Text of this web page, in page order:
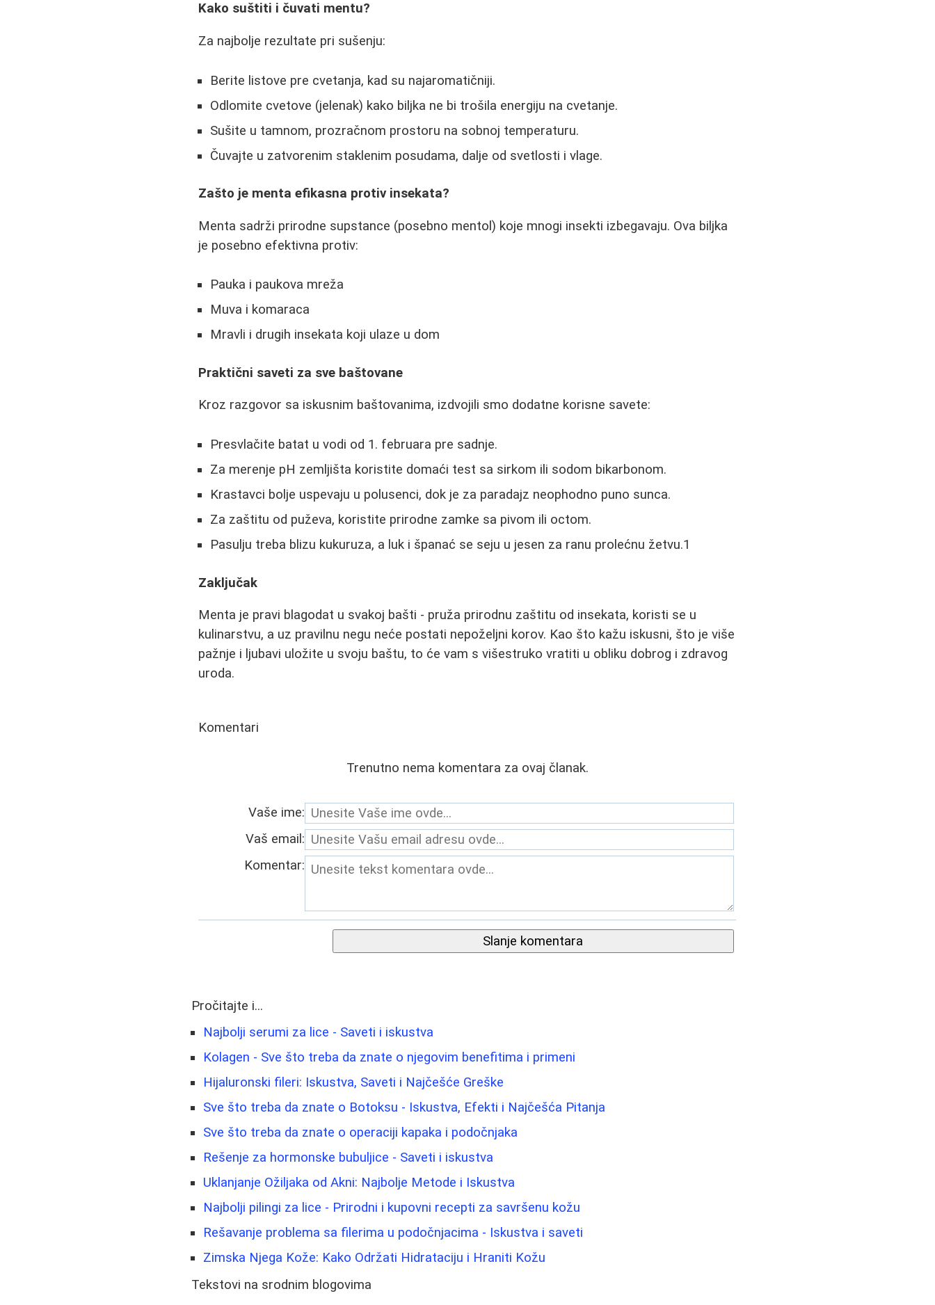
Kako suštiti i čuvati mentu?
Za najbolje rezultate pri sušenju:
Berite listove pre cvetanja, kad su najaromatičniji.
Odlomite cvetove (jelenak) kako biljka ne bi trošila energiju na cvetanje.
Sušite u tamnom, prozračnom prostoru na sobnoj temperaturu.
Čuvajte u zatvorenim staklenim posudama, dalje od svetlosti i vlage.
Zašto je menta efikasna protiv insekata?
Menta sadrži prirodne supstance (posebno mentol) koje mnogi insekti izbegavaju. Ova biljka
je posebno efektivna protiv:
Pauka i paukova mreža
Muva i komaraca
Mravli i drugih insekata koji ulaze u dom
Praktični saveti za sve baštovane
Kroz razgovor sa iskusnim baštovanima, izdvojili smo dodatne korisne savete:
Presvlačite batat u vodi od 1. februara pre sadnje.
Za merenje pH zemljišta koristite domaći test sa sirkom ili sodom bikarbonom.
Krastavci bolje uspevaju u polusenci, dok je za paradajz neophodno puno sunca.
Za zaštitu od puževa, koristite prirodne zamke sa pivom ili octom.
Pasulju treba blizu kukuruza, a luk i španać se seju u jesen za ranu prolećnu žetvu.1
Zaključak
Menta je pravi blagodat u svakoj bašti - pruža prirodnu zaštitu od insekata, koristi se u
kulinarstvu, a uz pravilnu negu neće postati nepoželjni korov. Kao što kažu iskusni, što je više
pažnje i ljubavi uložite u svoju baštu, to će vam s višestruko vratiti u obliku dobrog i zdravog
uroda.
Komentari
Trenutno nema komentara za ovaj članak.
Vaše ime:
Vaš email:
Komentar:
Slanje komentara
Pročitajte i...
Najbolji serumi za lice - Saveti i iskustva
Kolagen - Sve što treba da znate o njegovim benefitima i primeni
Hijaluronski fileri: Iskustva, Saveti i Najčešće Greške
Sve što treba da znate o Botoksu - Iskustva, Efekti i Najčešća Pitanja
Sve što treba da znate o operaciji kapaka i podočnjaka
Rešenje za hormonske bubuljice - Saveti i iskustva
Uklanjanje Ožiljaka od Akni: Najbolje Metode i Iskustva
Najbolji pilingi za lice - Prirodni i kupovni recepti za savršenu kožu
Rešavanje problema sa filerima u podočnjacima - Iskustva i saveti
Zimska Njega Kože: Kako Održati Hidrataciju i Hraniti Kožu
Tekstovi na srodnim blogovima